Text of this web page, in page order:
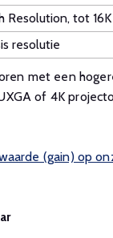
Resolution, tot 16K
resolutie
met een
of 4K
(gain) op